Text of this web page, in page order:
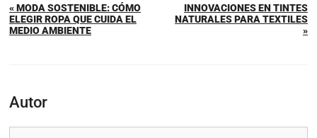
« MODA SOSTENIBLE: CÓMO
ELEGIR ROPA QUE CUIDA EL
MEDIO AMBIENTE
INNOVACIONES EN TINTES
NATURALES PARA TEXTILES
»
Autor